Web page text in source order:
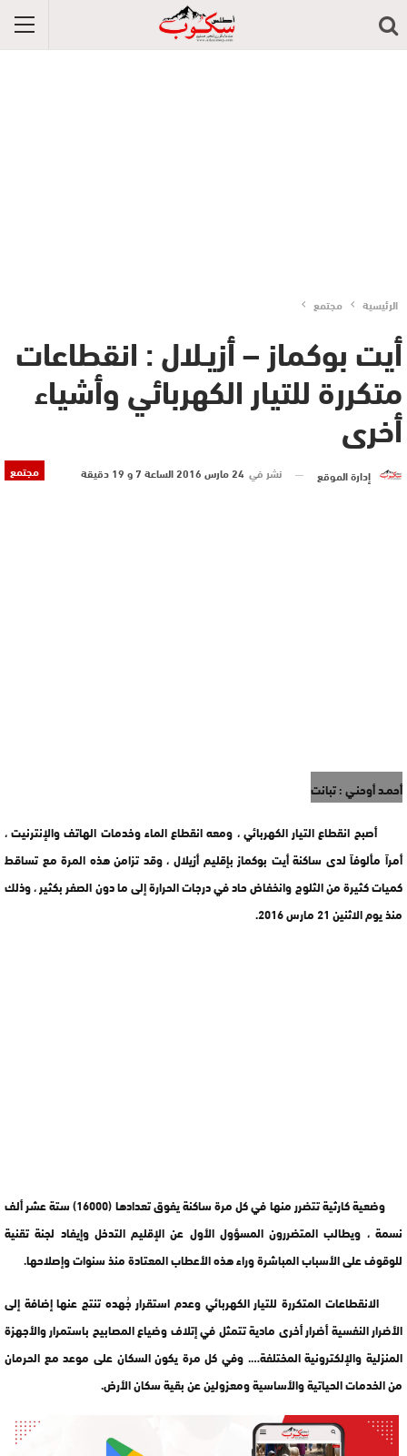
الرئيسية مجتمع
أيت بوكماز – أزيـلال : انقطاعات
متكررة للتيار الكهربائي وأشياء
أخرى
مجتمع إدارة الموقع نشر في 24 مارس 2016 الساعة 7 و 19 دقيقة
أحمـد أوحنـي : تبانت
أصبح انقطاع التيار الكهربائي ، ومعه انقطاع الماء وخدمات الهاتف والإنترنيت ،
أمراً مألوفاً لدى ساكنة أيت بوكماز بإقليم أزيلال ، وقد تزامن هذه المرة مع تساقط
كميات كثيرة من الثلوج وانخفاض حاد في درجات الحرارة إلى ما دون الصفر بكثير ، وذلك
منذ يوم الاثنين 21 مارس 2016.
وضعية كارثية تتضرر منها في كل مرة ساكنة يفوق تعدادها (16000) ستة عشر ألف
نسمة ، ويطالب المتضررون المسؤول الأول عن الإقليم التدخل وإيفاد لجنة تقنية
للوقوف على الأسباب المباشرة وراء هذه الأعطاب المعتادة منذ سنوات وإصلاحها.
الانقطاعات المتكررة للتيار الكهربائي وعدم استقرار جُهده تنتج عنها إضافة إلى
الأضرار النفسية أضرار أخرى مادية تتمثل في إتلاف وضياع المصابيح باستمرار والأجهزة
المنزلية والإلكترونية المختلفة…. وفي كل مرة يكون السكان على موعد مع الحرمان
من الخدمات الحياتية والأساسية ومعزولين عن بقية سكان الأرض.